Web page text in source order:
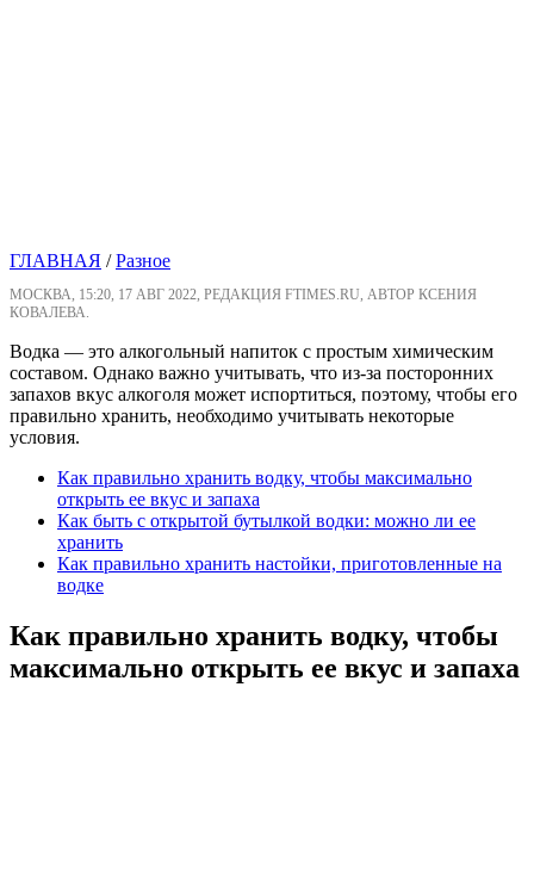
ГЛАВНАЯ /Разное
МОСКВА, 15:20, 17 АВГ 2022, РЕДАКЦИЯ FTIMES.RU, АВТОР КСЕНИЯ
КОВАЛЕВА.
Водка — это алкогольный напиток с простым химическим
составом. Однако важно учитывать, что из-за посторонних
запахов вкус алкоголя может испортиться, поэтому, чтобы его
правильно хранить, необходимо учитывать некоторые
условия.
Как правильно хранить водку, чтобы максимально
открыть ее вкус и запаха
Как быть с открытой бутылкой водки: можно ли ее
хранить
Как правильно хранить настойки, приготовленные на
водке
Как правильно хранить водку, чтобы
максимально открыть ее вкус и запаха